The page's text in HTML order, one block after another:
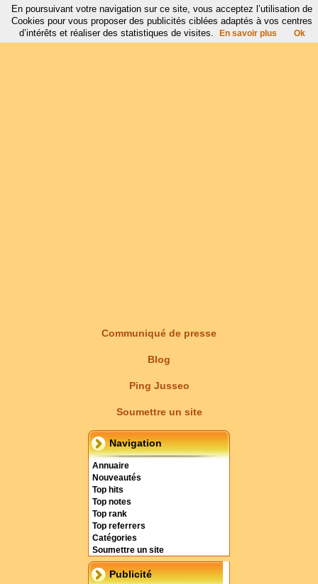
Communiqué de presse
Blog
Ping Jusseo
Soumettre un site
Navigation
Annuaire
Nouveautés
Top hits
Top notes
Top rank
Top referrers
Catégories
Soumettre un site
Publicité
En poursuivant votre navigation sur ce site, vous acceptez l’utilisation de
Cookies pour vous proposer des publicités ciblées adaptés à vos centres
d’intérêts et réaliser des statistiques de visites.
En savoir plus Ok